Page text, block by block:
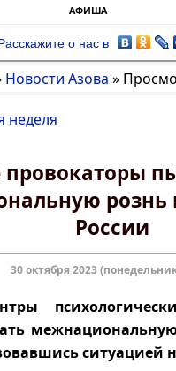
АФИША
Расскажите о нас в
Новости Азова »
неделя
рознь
России
30 октября 2023
ситуацией